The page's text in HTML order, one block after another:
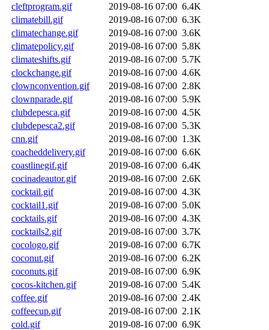
cleftprogram.gif
2019-08-16 07:00 6.4K
climatebill.gif
2019-08-16 07:00 6.3K
climatechange.gif
2019-08-16 07:00 3.6K
climatepolicy.gif
2019-08-16 07:00 5.8K
climateshifts.gif
2019-08-16 07:00 5.7K
clockchange.gif
2019-08-16 07:00 4.6K
clownconvention.gif
2019-08-16 07:00 2.8K
clownparade.gif
2019-08-16 07:00 5.9K
clubdepesca.gif
2019-08-16 07:00 4.5K
clubdepesca2.gif
2019-08-16 07:00 5.3K
cnn.gif
2019-08-16 07:00 1.3K
coacheddelivery.gif
2019-08-16 07:00 6.6K
coastlinegif.gif
2019-08-16 07:00 6.4K
cocinadeautor.gif
2019-08-16 07:00 2.6K
cocktail.gif
2019-08-16 07:00 4.3K
cocktail1.gif
2019-08-16 07:00 5.0K
cocktails.gif
2019-08-16 07:00 4.3K
cocktails2.gif
2019-08-16 07:00 3.7K
cocologo.gif
2019-08-16 07:00 6.7K
coconut.gif
2019-08-16 07:00 6.2K
coconuts.gif
2019-08-16 07:00 6.9K
cocos-kitchen.gif
2019-08-16 07:00 5.4K
coffee.gif
2019-08-16 07:00 2.4K
coffeecup.gif
2019-08-16 07:00 2.1K
cold.gif
2019-08-16 07:00 6.9K